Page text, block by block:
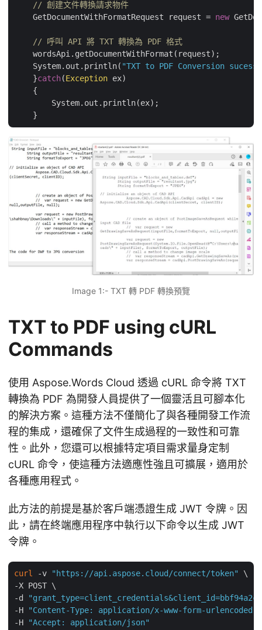
// 創建文件轉換請求物件
    GetDocumentWithFormatRequest request =
new
// 呼叫 API 將 TXT 轉換為 PDF 格式
    wordsApi.getDocumentWithFormat(request);
    System.out.println(
"TXT to PDF Conversion
    }
catch(Exception ex)
    {
        System.out.println(ex);
Image 1:- TXT 轉 PDF 轉換預覽
TXT to PDF using cURL
Commands
使用 Aspose.Words Cloud 透過 cURL 命令將 TXT
轉換為 PDF 為開發人員提供了一個靈活且可腳本化
的解決方案。這種方法不僅簡化了與各種開發工作流
程的集成，還確保了文件生成過程的一致性和可靠
性。此外，您還可以根據特定項目需求量身定制
cURL 命令，使這種方法適應性強且可擴展，適用於
各種應用程式。
此方法的前提是基於客戶端憑證生成 JWT 令牌。因
此，請在終端應用程序中執行以下命令以生成 JWT
令牌。
curl -v "https://api.aspose.cloud/connect/token"
\
-X POST \
-d
"grant_type=client_credentials&client_id=bbf94a2c-
-H
"Content-Type: application/x-www-form-urlencoded"
-H
"Accept: application/json"